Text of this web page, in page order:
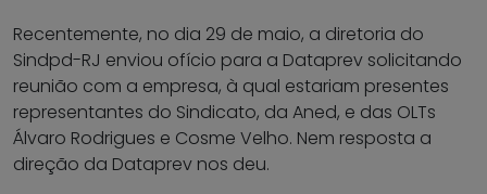
Recentemente, no dia 29 de maio, a diretoria do
Sindpd-RJ enviou ofício para a Dataprev solicitando
reunião com a empresa, à qual estariam presentes
representantes do Sindicato, da Aned, e das OLTs
Álvaro Rodrigues e Cosme Velho. Nem resposta a
direção da Dataprev nos deu.